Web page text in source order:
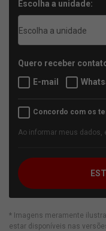
Escolha a unidade:
Escolha a unidade
Quero receber
E-mail
Concordo com os
Ao informar meus dados,
* Imagens meramente
estar disponíveis nas